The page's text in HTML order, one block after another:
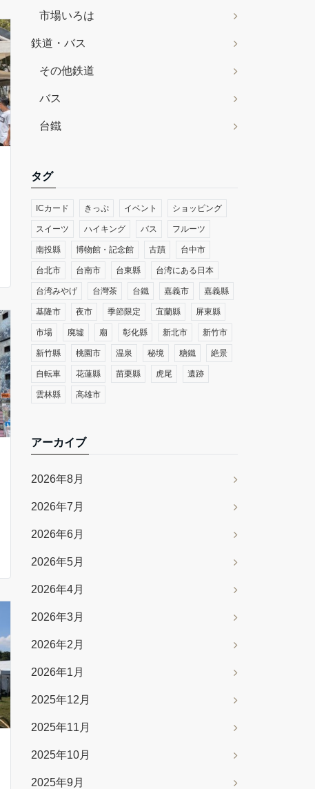
市場いろは
鉄道・バス
その他鉄道
バス
台鐵
タグ
ICカード きっぷ イベント ショッピング
スイーツ ハイキング バス フルーツ
南投縣 博物館・記念館 古蹟 台中市
台北市 台南市 台東縣 台湾にある日本
台湾みやげ 台灣茶 台鐵 嘉義市 嘉義縣
基隆市 夜市 季節限定 宜蘭縣 屏東縣
市場 廃墟 廟 彰化縣 新北市 新竹市
新竹縣 桃園市 温泉 秘境 糖鐵 絶景
自転車 花蓮縣 苗栗縣 虎尾 遺跡
雲林縣 高雄市
アーカイブ
2026年8月
2026年7月
2026年6月
2026年5月
2026年4月
2026年3月
2026年2月
2026年1月
2025年12月
2025年11月
2025年10月
2025年9月